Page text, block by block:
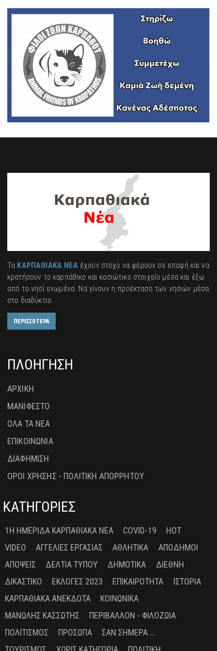
Τα ΚΑΡΠΑΘΙΑΚΑ ΝΕΑέχουν στόχο να φέρουν σε επαφή και να
κρατήσουν το καρπάθικο και κασιώτικο στοιχείο μέσα και έξω
από το νησί ενωμένα. Να γίνουν η προέκταση των νησιών μέσα
στο διαδύκτιο.
ΠΕΡΙΣΣΟΤΕΡΑ
ΠΛΟΗΓΗΣΗ
ΑΡΧΙΚΗ
ΜΑΝΙΦΕΣΤΟ
ΟΛΑ ΤΑ ΝΕΑ
ΕΠΙΚΟΙΝΩΝΙΑ
ΔΙΑΦΗΜΙΣΗ
ΟΡΟΙ ΧΡΗΣΗΣ - ΠΟΛΙΤΙΚΗ ΑΠΟΡΡΗΤΟΥ
ΚΑΤΗΓΟΡΙΕΣ
1Η ΗΜΕΡΊΔΑ ΚΑΡΠΑΘΙΑΚΆ ΝΈΑ COVID-19
HOT
VIDEO
ΑΓΓΕΛΊΕΣ ΕΡΓΑΣΊΑΣ ΑΘΛΗΤΙΚΆ
ΑΠΌΔΗΜΟΙ
ΑΠΌΨΕΙΣ
ΔΕΛΤΊΑ ΤΎΠΟΥ ΔΗΜΟΤΙΚΆ
ΔΙΕΘΝΉ
ΔΙΚΑΣΤΙΚΌ
ΕΚΛΟΓΈΣ 2023 ΕΠΙΚΑΙΡΌΤΗΤΑ
ΙΣΤΟΡΊΑ
ΚΑΡΠΑΘΙΑΚΆ ΑΝΈΚΔΟΤΑ
ΚΟΙΝΩΝΙΚΆ
ΜΑΝΏΛΗΣ ΚΑΣΣΏΤΗΣ
ΠΕΡΙΒΆΛΛΟΝ - ΦΙΛΟΖΩΊΑ
ΠΟΛΙΤΙΣΜΌΣ
ΠΡΌΣΩΠΑ
ΣΑΝ ΣΉΜΕΡΑ ...